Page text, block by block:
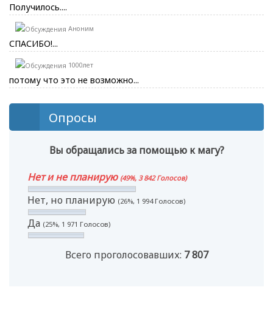
Получилось....
Аноним
СПАСИБО!...
1000лет
потому что это не возможно...
Опросы
Вы обращались за помощью к магу?
Нет и не планирую (49%, 3 842 Голосов)
Нет, но планирую (26%, 1 994 Голосов)
Да (25%, 1 971 Голосов)
Всего проголосовавших: 7 807